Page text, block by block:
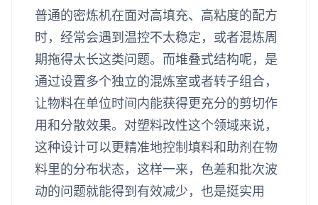
普通的密炼机在面对高填充、高粘度的配方
时，经常会遇到温控不太稳定，或者混炼周
期拖得太长这类问题。而堆叠式结构呢，是
通过设置多个独立的混炼室或者转子组合，
让物料在单位时间内能获得更充分的剪切作
用和分散效果。对塑料改性这个领域来说，
这种设计可以更精准地控制填料和助剂在物
料里的分布状态，这样一来，色差和批次波
动的问题就能得到有效减少，也是挺实用